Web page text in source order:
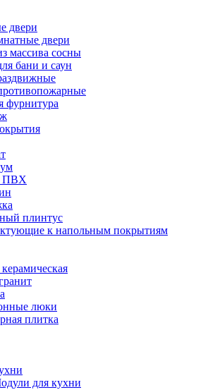
двери
двери
массива сосны
бани и саун
фурнитура
ПВХ
плинтус
к напольным покрытиям
люки
плитка
для кухни